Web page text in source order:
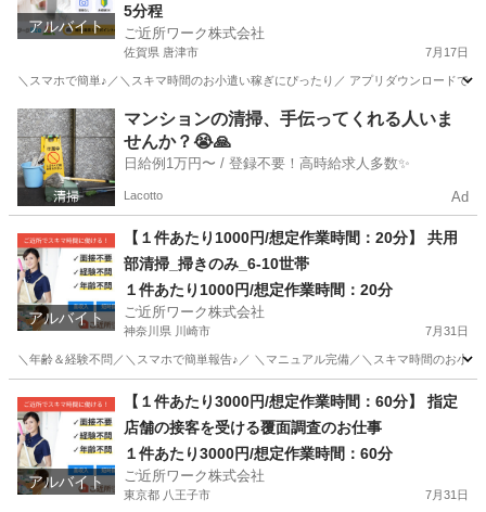
アルバイト
5分程
ご近所ワーク株式会社
佐賀県 唐津市 7月17日
＼スマホで簡単♪／＼スキマ時間のお小遣い稼ぎにぴったり／ アプリダウンロードで
佐賀 唐津市 その他 ガチャガチャ
マンションの清掃、手伝ってくれる人いま
せんか？😭🙏
日給例1万円〜 / 登録不要！高時給求人多数✨
Lacotto Ad
アルバイト
【１件あたり1000円/想定作業時間：20分】 共用
部清掃_掃きのみ_6-10世帯
１件あたり1000円/想定作業時間：20分
ご近所ワーク株式会社
神奈川県 川崎市 7月31日
＼年齢＆経験不問／＼スマホで簡単報告♪／ ＼マニュアル完備／＼スキマ時間のお小
その他
アルバイト
【１件あたり3000円/想定作業時間：60分】 指定
店舗の接客を受ける覆面調査のお仕事
１件あたり3000円/想定作業時間：60分
ご近所ワーク株式会社
東京都 八王子市 7月31日